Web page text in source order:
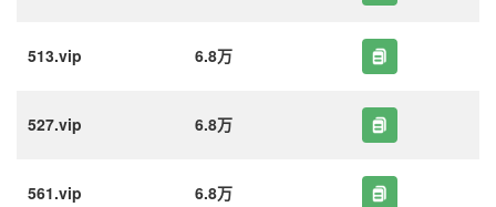
513.vip 6.8万
527.vip 6.8万
561.vip 6.8万